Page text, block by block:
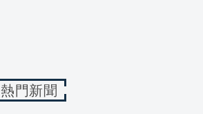
熱門新聞